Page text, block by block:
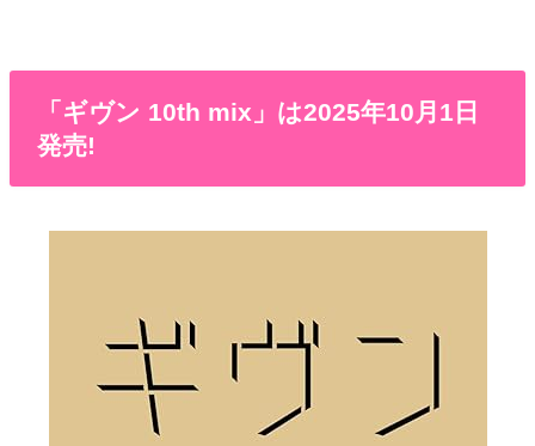
「ギヴン 10th mix」は2025年10月1日
発売!